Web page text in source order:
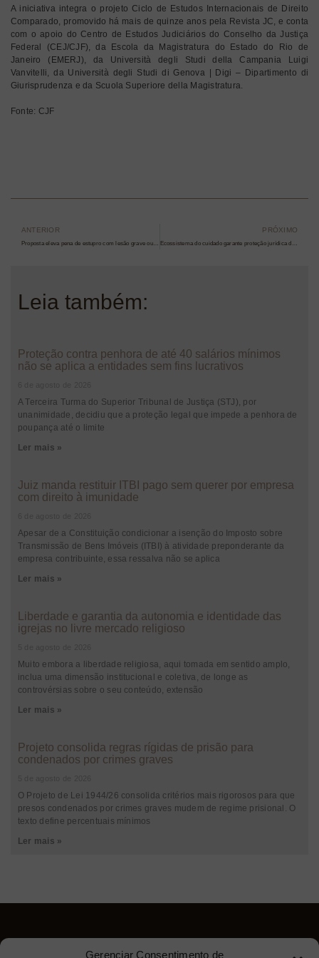
Gerenciar Consentimento de
A iniciativa integra o projeto Ciclo de Estudos Internacionais de Direito
Comparado, promovido há mais de quinze anos pela Revista JC, e conta
com o apoio do Centro de Estudos Judiciários do Conselho da Justiça
Federal (CEJ/CJF), da Escola da Magistratura do Estado do Rio de
Janeiro (EMERJ), da Università degli Studi della Campania Luigi
Vanvitelli, da Università degli Studi di Genova | Digi – Dipartimento di
Giurisprudenza e da Scuola Superiore della Magistratura.
Fonte: CJF
ANTERIOR
Proposta eleva pena de estupro com lesão grave ou morte para 40 anos
PRÓXIMO
Ecossistema do cuidado garante proteção jurídica da pessoa idosa
Leia também:
Proteção contra penhora de até 40 salários mínimos
não se aplica a entidades sem fins lucrativos
A Terceira Turma do Superior Tribunal de Justiça (STJ), por
unanimidade, decidiu que a proteção legal que impede a penhora de
poupança até o limite
Ler mais »
Juiz manda restituir ITBI pago sem querer por empresa
com direito à imunidade
Apesar de a Constituição condicionar a isenção do Imposto sobre
Transmissão de Bens Imóveis (ITBI) à atividade preponderante da
empresa contribuinte, essa ressalva não se aplica
Ler mais »
Liberdade e garantia da autonomia e identidade das
igrejas no livre mercado religioso
Muito embora a liberdade religiosa, aqui tomada em sentido amplo,
inclua uma dimensão institucional e coletiva, de longe as
controvérsias sobre o seu conteúdo, extensão
Ler mais »
Projeto consolida regras rígidas de prisão para
condenados por crimes graves
O Projeto de Lei 1944/26 consolida critérios mais rigorosos para que
presos condenados por crimes graves mudem de regime prisional. O
texto define percentuais mínimos
Ler mais »